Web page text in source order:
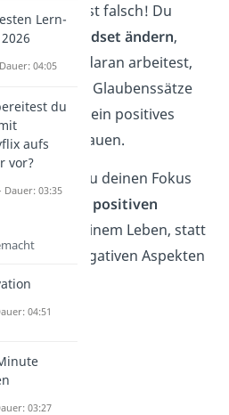
Doch das ist falsch! Du
dein
Mindset ändern,
du aktiv daran arbeitest,
negativen Glaubenssätze
und ein positives
aufzubauen.
legst du deinen Fokus
positiven
in deinem Leben, statt
von den negativen Aspekten
zu lassen.
Lern-
04:05
du
aufs
vor?
Dauer: 03:35
04:51
03:27